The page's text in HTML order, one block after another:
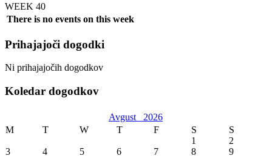
WEEK 40
There is no events on this week
Prihajajoči dogodki
Ni prihajajočih dogodkov
Koledar dogodkov
Avgust 2026
M
T W T F S
S
1
2
3
4 5 6 7 8
9